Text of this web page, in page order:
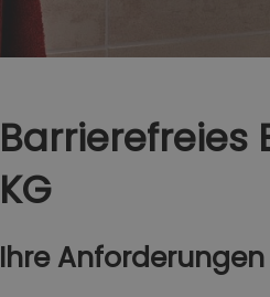
Barrierefreies
KG
Ihre